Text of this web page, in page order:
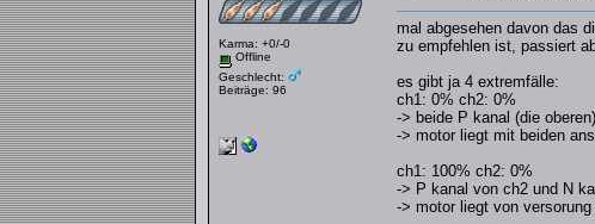
Karma: +0/-0
Offline
Geschlecht:
Beiträge: 96
mal abgesehen davon das
zu empfehlen ist, passiert
es gibt ja 4 extremfälle:
ch1: 0% ch2: 0%
-> beide P kanal (die
-> motor liegt mit beiden
ch1: 100% ch2: 0%
-> P kanal von ch2 und N
-> motor liegt von